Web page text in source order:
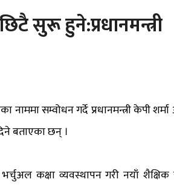
सुरू हुने:प्रधानमन्त्री
नाममा सम्वोधन गर्दे प्रधानमन्त्री केपी
बताएका छन् ।
कक्षा व्यवस्थापन गरी नयाँ शैक्षिक